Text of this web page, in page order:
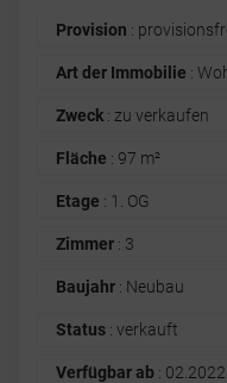
Provision :
Art der Immobilie :
Zweck : zu verkaufen
Fläche : 97 m²
Etage : 1. OG
Zimmer : 3
Baujahr : Neubau
Status : verkauft
Verfügbar ab : 02.2022